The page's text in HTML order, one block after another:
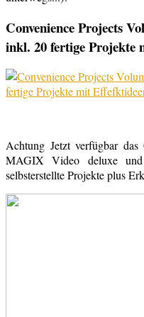
Convenience Projects
inkl. 20 fertige Projekte
Achtung Jetzt verfügbar
MAGIX Video deluxe
selbsterstellte Projekte plus